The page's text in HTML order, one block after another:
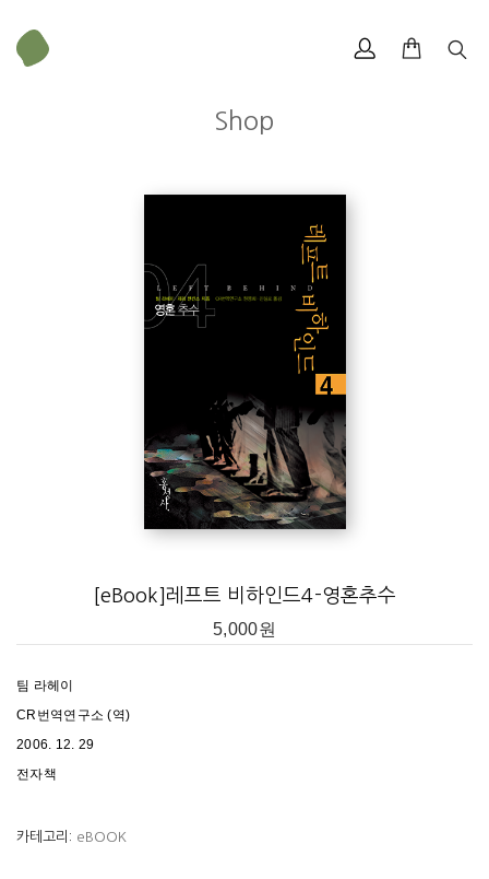
Shop
[eBook]레프트 비하인드4-영혼추수
5,000원
팀 라헤이
CR번역연구소 (역)
2006. 12. 29
전자책
카테고리: eBOOK
CR번역연구소 (CR Translation Institute, CTI)
올바른 번역 풍토 정착을 위해 학자들과 번역학 전공자들이 뜻을 모아 세